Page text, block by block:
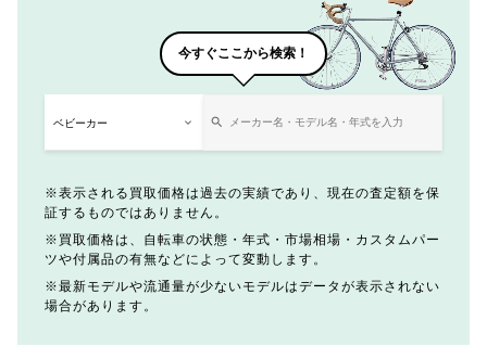
今すぐここから検索！
表示される買取価格は過去の実績であり、現在の査定額を保
証するものではありません。
買取価格は、自転車の状態・年式・市場相場・カスタムパー
ツや付属品の有無などによって変動します。
最新モデルや流通量が少ないモデルはデータが表示されない
場合があります。